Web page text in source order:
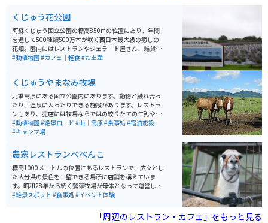
くじゅう花公園
阿蘇くじゅう国立公園の標高850mの位置にあり、年間
を通して500種類500万本が咲く西日本最大級の癒しの
花畑。園内にはレストランやジェラート屋さん、雑貨屋
さん、体験工房などショップも充実しています。
#動植物園#カフェ｜軽食#お土産
くじゅうやまなみ牧場
九重高原にある国立公園内にあります。動物と触れ合っ
たり、温泉に入ったりできる施設があります。レストラ
ンもあり、売店には牧場ならではの絞りたての牛乳や乳
製品が多数販売されてます。季節によって期間限定の体
験が出来たりとアクティビティも充実してます。
#動植物園#絶景ロード #山｜高原#食事処 #宿泊施設
#キャンプ場
農家レストランべべんこ
標高1000メートルの位置にあるレストランで、広々とし
た大分県の景色を一望できる場所に店舗を構えていま
す。昭和28年から続く鷲頭牧場が母体となって運営して
おり、店舗では鷲頭牧場で大切に育てられた豊後牛を使
ーとしては、焼肉丼、コロッケ、肉うどんなどがありま
#絶景スポット #食事処 #イベント体験
「周辺のレストラン・カフェ」をもっと見る